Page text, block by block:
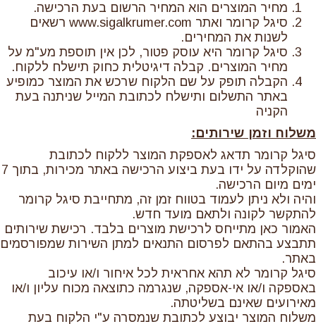
מחיר המוצרים הוא המחיר הרשום בעת הרכישה.
סיגל קרומר ואתר www.sigalkrumer.com רשאים
לשנות את המחירים.
סיגל קרומר היא עוסק פטור, לכן אין תוספת מע"מ על
מחיר המוצרים. קבלה דיגיטלית כחוק תישלח ללקוח.
הקבלה תופק על שם הלקוח שרכש את המוצר כמופיע
באתר התשלום ותישלח לכתובת המייל שניתנה בעת
הקניה
משלוח וזמן שירותים:
סיגל קרומר תדאג לאספקת המוצר ללקוח לכתובת
שהוקלדה על ידו בעת ביצוע הרכישה באתר מכירות, בתוך 7
ימים מיום הרכישה.
והיה ולא ניתן לעמוד בטווח זמן זה, מתחייבת סיגל קרומר
להתקשר לקונה ולתאם מועד חדש.
האמור כאן מתייחס לרכישת מוצרים בלבד. רכישת שירותים
תתבצע בהתאם לפרסום התנאים למתן השירות שמפורסמים
באתר.
סיגל קרומר לא תהא אחראית לכל איחור ו/או עיכוב
באספקה ו/או אי-אספקה, שנגרמה כתוצאה מכוח עליון ו/או
מאירועים שאינם בשליטתה.
משלוח המוצר יבוצע לכתובת שנמסרה ע"י הלקוח בעת